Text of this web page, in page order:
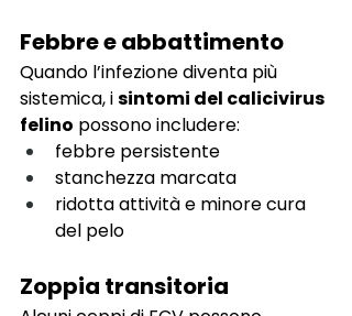
Febbre e abbattimento
Quando l’infezione diventa più
sistemica, i sintomi del calicivirus
felino possono includere:
febbre persistente
stanchezza marcata
ridotta attività e minore cura
del pelo
Zoppia transitoria